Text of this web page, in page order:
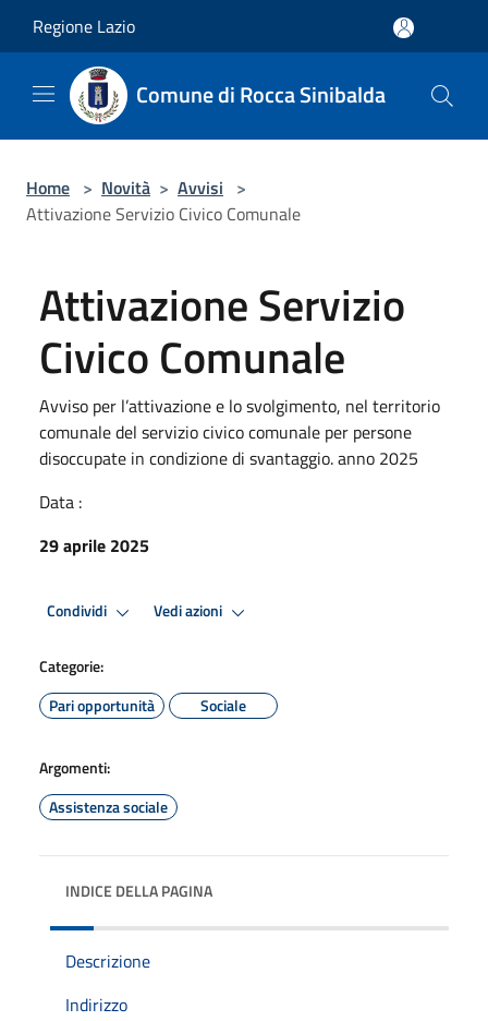
Regione Lazio
Comune di Rocca Sinibalda
Home > Novità > Avvisi >
Attivazione Servizio Civico Comunale
Attivazione Servizio
Civico Comunale
Avviso per l’attivazione e lo svolgimento, nel territorio
comunale del servizio civico comunale per persone
disoccupate in condizione di svantaggio. anno 2025
Data :
29 aprile 2025
Condividi Vedi azioni
Categorie:
Pari opportunità
Sociale
Argomenti:
Assistenza sociale
INDICE DELLA PAGINA
Descrizione
Indirizzo